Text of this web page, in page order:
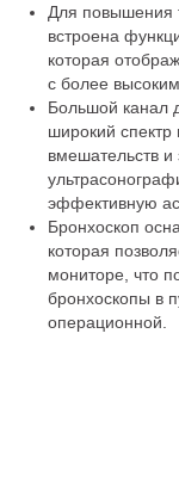
Для повышения
встроена
которая
с более
Большой канал
широкий спектр
вмешательств
эффективную
Бронхоскоп
которая
мониторе, что
бронхоскопы в
операционной.